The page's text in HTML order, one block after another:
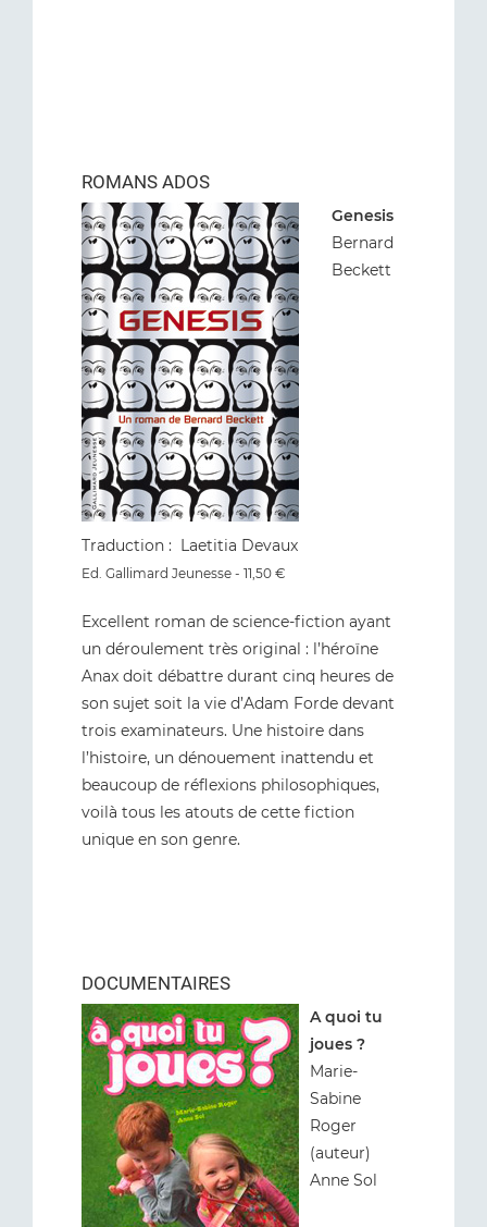
ROMANS ADOS
Genesis
Bernard
Beckett
Traduction : Laetitia Devaux
Ed. Gallimard Jeunesse - 11,50 €
Excellent roman de science-fiction ayant
un déroulement très original : l’héroïne
Anax doit débattre durant cinq heures de
son sujet soit la vie d’Adam Forde devant
trois examinateurs. Une histoire dans
l’histoire, un dénouement inattendu et
beaucoup de réflexions philosophiques,
voilà tous les atouts de cette fiction
unique en son genre.
DOCUMENTAIRES
A quoi tu
joues ?
Marie-
Sabine
Roger
(auteur)
Anne Sol